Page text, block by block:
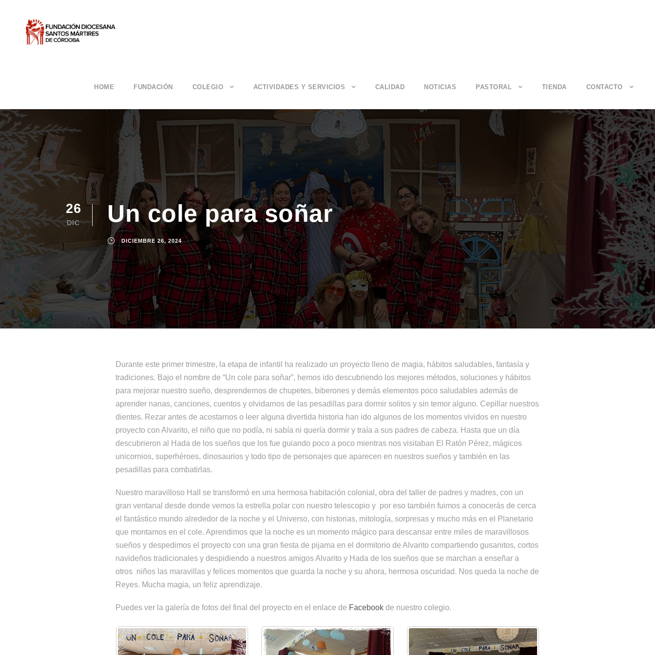
HOME FUNDACIÓN COLEGIO ACTIVIDADES Y SERVICIOS CALIDAD NOTICIAS PASTORAL TIENDA CONTACTO
26
DIC Un cole para soñar
DICIEMBRE 26, 2024
Durante este primer trimestre, la etapa de infantil ha realizado un proyecto lleno de magia, hábitos saludables, fantasía y
tradiciones. Bajo el nombre de “Un cole para soñar”, hemos ido descubriendo los mejores métodos, soluciones y hábitos
para mejorar nuestro sueño, desprendernos de chupetes, biberones y demás elementos poco saludables además de
aprender nanas, canciones, cuentos y olvidarnos de las pesadillas para dormir solitos y sin temor alguno. Cepillar nuestros
dientes. Rezar antes de acostarnos o leer alguna divertida historia han ido algunos de los momentos vividos en nuestro
proyecto con Alvarito, el niño que no podía, ni sabía ni quería dormir y traía a sus padres de cabeza. Hasta que un día
descubrieron al Hada de los sueños que los fue guiando poco a poco mientras nos visitaban El Ratón Pérez, mágicos
unicornios, superhéroes, dinosaurios y todo tipo de personajes que aparecen en nuestros sueños y también en las
pesadillas para combatirlas.
Nuestro maravilloso Hall se transformó en una hermosa habitación colonial, obra del taller de padres y madres, con un
gran ventanal desde donde vemos la estrella polar con nuestro telescopio y por eso también fuimos a conocerás de cerca
el fantástico mundo alrededor de la noche y el Universo, con historias, mitología, sorpresas y mucho más en el Planetario
que montamos en el cole. Aprendimos que la noche es un momento mágico para descansar entre miles de maravillosos
sueños y despedimos el proyecto con una gran fiesta de pijama en el dormitorio de Alvarito compartiendo gusanitos, cortos
navideños tradicionales y despidiendo a nuestros amigos Alvarito y Hada de los sueños que se marchan a enseñar a
otros niños las maravillas y felices momentos que guarda la noche y su ahora, hermosa oscuridad. Nos queda la noche de
Reyes. Mucha magia, un feliz aprendizaje.
Puedes ver la galería de fotos del final del proyecto en el enlace de Facebook de nuestro colegio.